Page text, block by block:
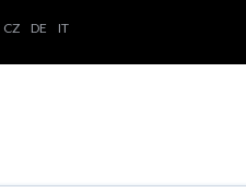
CZ DE IT